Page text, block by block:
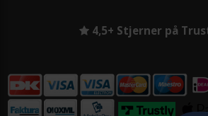
4,5+ Stjerner på